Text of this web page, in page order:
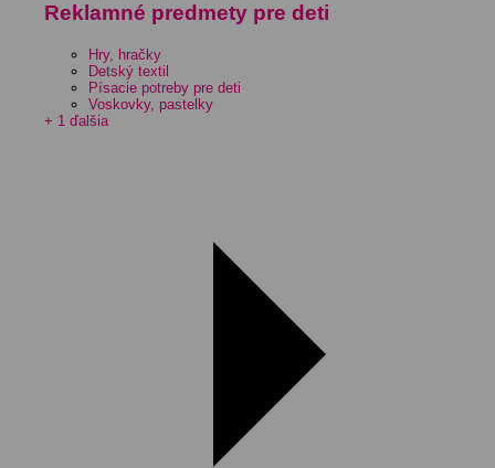
Reklamné predmety pre deti
Hry, hračky
Detský textil
Písacie potreby pre deti
Voskovky, pastelky
+ 1 ďalšia